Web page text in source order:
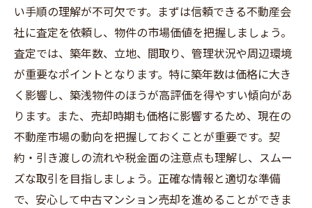
い手順の理解が不可欠です。まずは信頼できる不動産会
社に査定を依頼し、物件の市場価値を把握しましょう。
査定では、築年数、立地、間取り、管理状況や周辺環境
が重要なポイントとなります。特に築年数は価格に大き
く影響し、築浅物件のほうが高評価を得やすい傾向があ
ります。また、売却時期も価格に影響するため、現在の
不動産市場の動向を把握しておくことが重要です。契
約・引き渡しの流れや税金面の注意点も理解し、スムー
ズな取引を目指しましょう。正確な情報と適切な準備
で、安心して中古マンション売却を進めることができま